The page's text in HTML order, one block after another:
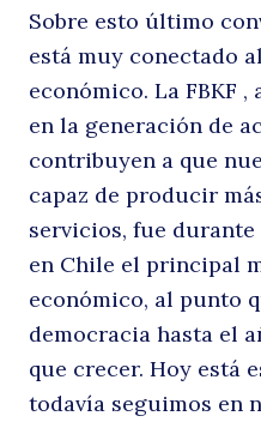
Sobre esto último
está muy conectado
económico. La FBKF
en la generación de
contribuyen a que
capaz de producir
servicios, fue
en Chile el principal
económico, al punto
democracia hasta el
que crecer. Hoy está
todavía seguimos en